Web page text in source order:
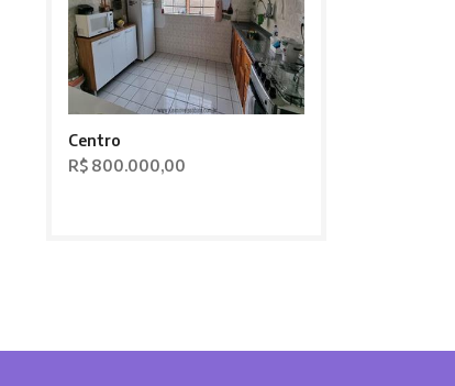
Centro
R$ 800.000,00